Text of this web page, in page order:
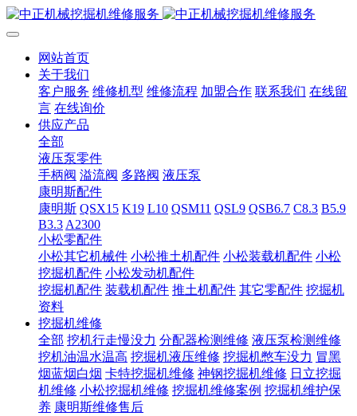
网站首页
关于我们
客户服务 维修机型 维修流程 加盟合作 联系我们 在线留
言 在线询价
供应产品
全部
液压泵零件
手柄阀 溢流阀 多路阀 液压泵
康明斯配件
康明斯 QSX15 K19 L10 QSM11 QSL9 QSB6.7 C8.3 B5.9
B3.3 A2300
小松零配件
小松其它机械件 小松推土机配件 小松装载机配件 小松
挖掘机配件 小松发动机配件
挖掘机配件 装载机配件 推土机配件 其它零配件 挖掘机
资料
挖掘机维修
全部 挖机行走慢没力 分配器检测维修 液压泵检测维修
挖机油温水温高 挖掘机液压维修 挖掘机憋车没力 冒黑
烟蓝烟白烟 卡特挖掘机维修 神钢挖掘机维修 日立挖掘
机维修 小松挖掘机维修 挖掘机维修案例 挖掘机维护保
养 康明斯维修售后